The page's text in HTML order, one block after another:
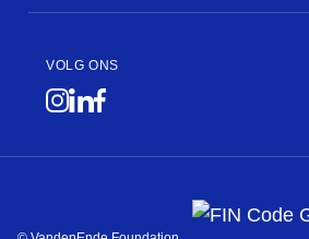
VOLG ONS